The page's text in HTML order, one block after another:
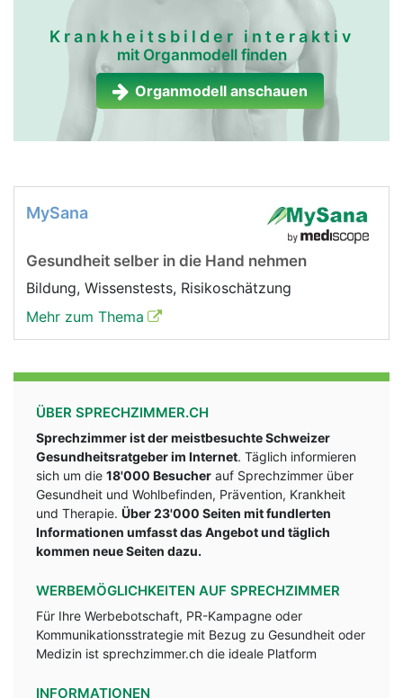
Krankheitsbilder interaktiv
mit Organmodell finden
Organmodell anschauen
MySana
Gesundheit selber in die Hand nehmen
Bildung, Wissenstests, Risikoschätzung
Mehr zum Thema
ÜBER SPRECHZIMMER.CH
Sprechzimmer ist der meistbesuchte Schweizer
Gesundheitsratgeber im Internet. Täglich informieren
sich um die 18'000 Besucher auf Sprechzimmer über
Gesundheit und Wohlbefinden, Prävention, Krankheit
und Therapie. Über 23'000 Seiten mit fundlerten
Informationen umfasst das Angebot und täglich
kommen neue Seiten dazu.
WERBEMÖGLICHKEITEN AUF SPRECHZIMMER
Für Ihre Werbebotschaft, PR-Kampagne oder
Kommunikationsstrategie mit Bezug zu Gesundheit oder
Medizin ist sprechzimmer.ch die ideale Platform
INFORMATIONEN